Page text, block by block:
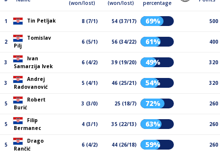
(won/lost)
(won/lost)
percentage
1 Tin Petljak 8 (7/1) 54 (37/17) 69% 500
2
Tomislav
Pilj
6 (5/1) 56 (34/22) 61% 400
3
Ivan
Samarzija Ivek
6 (4/2) 39 (19/20) 49% 320
3
Andrej
Radovanović
5 (4/1) 46 (25/21) 54% 320
5
Robert
Burić
3 (3/0) 25 (18/7) 72% 260
5
Filip
Bermanec
4 (3/1) 35 (22/13) 63% 260
5
Drago
Rančić
6 (4/2) 44 (26/18) 59% 260